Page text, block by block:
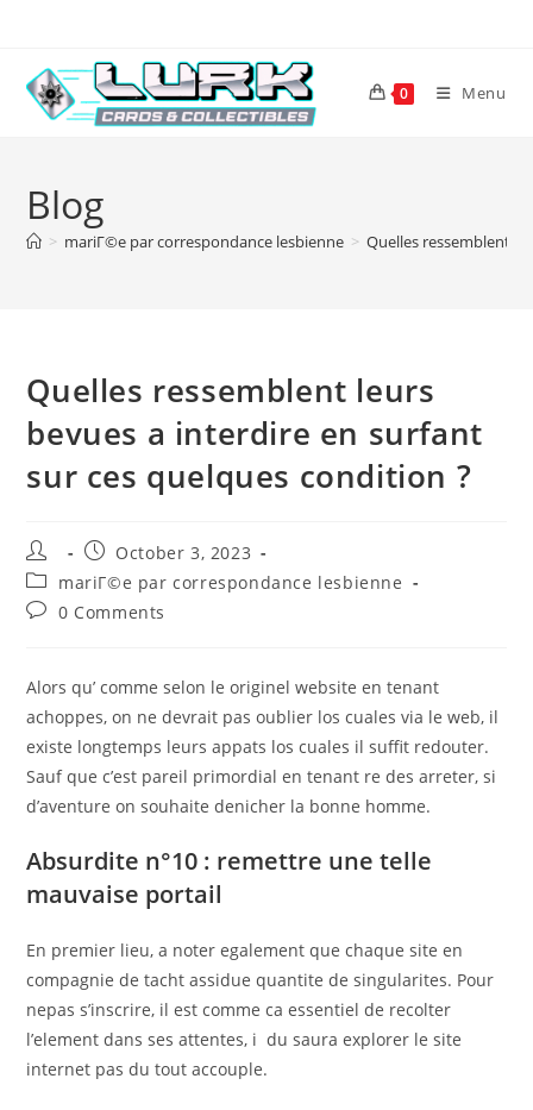
content
0 Menu
Blog
> mariГ©e par correspondance lesbienne > Quelles ressemblent
Quelles ressemblent leurs
bevues a interdire en surfant
sur ces quelques condition ?
Post
author:
Post
published:
October 3, 2023
Post
category:
mariГ©e par correspondance lesbienne
Post0 Comments
Alors qu’ comme selon le originel website en tenant
achoppes, on ne devrait pas oublier los cuales via le web, il
existe longtemps leurs appats los cuales il suffit redouter.
Sauf que c’est pareil primordial en tenant re des arreter, si
d’aventure on souhaite denicher la bonne homme.
Absurdite n°10 : remettre une telle
mauvaise portail
En premier lieu, a noter egalement que chaque site en
compagnie de tacht assidue quantite de singularites. Pour
nepas s’inscrire, il est comme ca essentiel de recolter
l’element dans ses attentes, i du saura explorer le site
internet pas du tout accouple.